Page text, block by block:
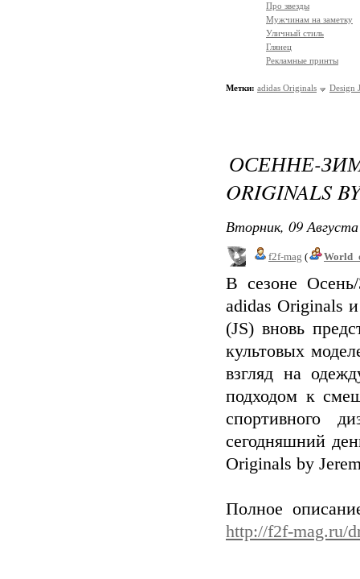
Про звезды
Мужчинам на заметку
Уличный стиль
Глянец
Рекламные принты
Метки: adidas Originals Design
ОСЕННЕ-
ORIGINALS
Вторник, 09
f2f-mag (
В сезоне
adidas Originals
(JS) вновь
культовых
взгляд на
подходом к
спортивного
сегодняшний
Originals by
Полное
http://f2f-mag.ru/